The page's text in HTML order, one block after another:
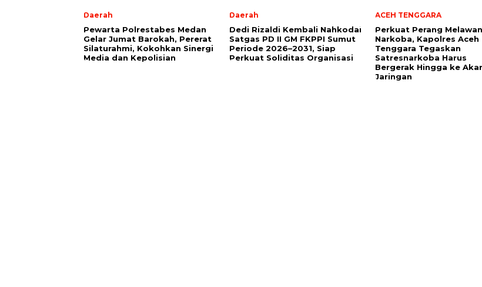
Daerah
Pewarta Polrestabes Medan
Gelar Jumat Barokah, Pererat
Silaturahmi, Kokohkan Sinergi
Media dan Kepolisian
Daerah
Dedi Rizaldi Kembali Nahkodai
Satgas PD II GM FKPPI Sumut
Periode 2026–2031, Siap
Perkuat Soliditas Organisasi
ACEH TENGGARA
Perkuat Perang Melawan
Narkoba, Kapolres Aceh
Tenggara Tegaskan
Satresnarkoba Harus
Bergerak Hingga ke Akar
Jaringan